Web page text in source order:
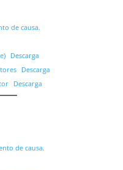
de causa.
Descarga
Descarga
Descarga
de causa.